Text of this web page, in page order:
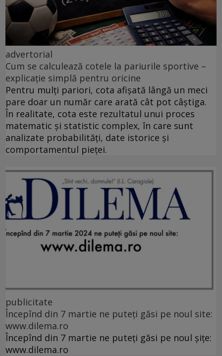
advertorial
Cum se calculează cotele la pariurile sportive –
explicație simplă pentru oricine
Pentru mulți pariori, cota afișată lângă un meci
pare doar un număr care arată cât pot câștiga.
În realitate, cota este rezultatul unui proces
matematic și statistic complex, în care sunt
analizate probabilități, date istorice și
comportamentul pieței.
publicitate
Începînd din 7 martie ne puteți găsi pe noul site:
www.dilema.ro
Începînd din 7 martie ne puteți găsi pe noul șițe:
www.dilema.ro